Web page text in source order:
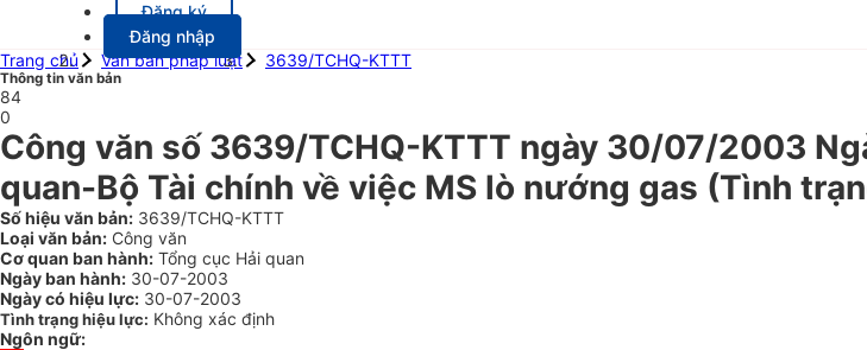
Đăng ký
Đăng nhập
Trang chủ
Văn bản pháp luật 3639/TCHQ-KTTT
Thông tin văn bản
84
0
Công văn số 3639/TCHQ-KTTT ngày 30/07/2003
quan-Bộ Tài chính về việc MS lò nướng gas (Tình
Số hiệu văn bản: 3639/TCHQ-KTTT
Loại văn bản: Công văn
Cơ quan ban hành: Tổng cục Hải quan
Ngày ban hành: 30-07-2003
Ngày có hiệu lực: 30-07-2003
Tình trạng hiệu lực: Không xác định
Ngôn ngữ: